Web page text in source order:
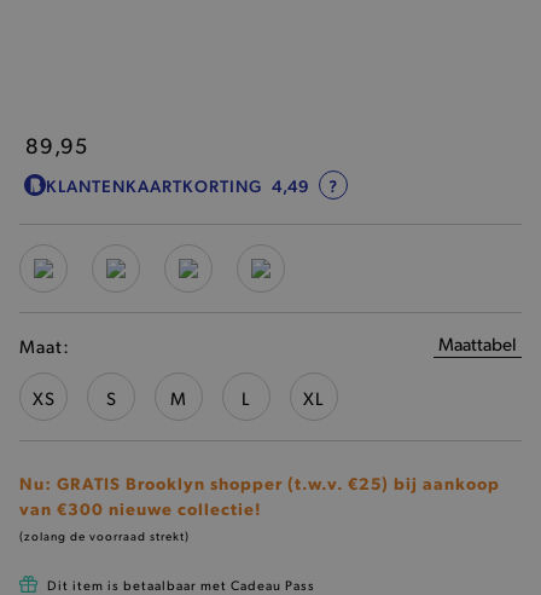
89,95
KLANTENKAARTKORTING 4,49 ?
Maat: Maattabel
XS S M L XL
Nu: GRATIS Brooklyn shopper (t.w.v. €25) bij aankoop
van €300 nieuwe collectie!
(zolang de voorraad strekt)
Dit item is betaalbaar met Cadeau Pass